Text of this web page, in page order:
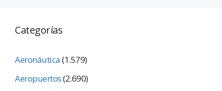
Categorías
Aeronáutica(1.579)
Aeropuertos(2.690)